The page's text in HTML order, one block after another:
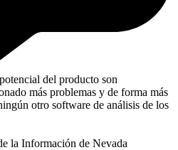
del producto son
más problemas y de forma más
otro software de análisis de los
la Información de Nevada